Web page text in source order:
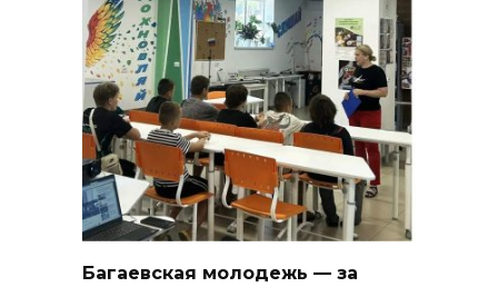
Багаевская молодежь — за